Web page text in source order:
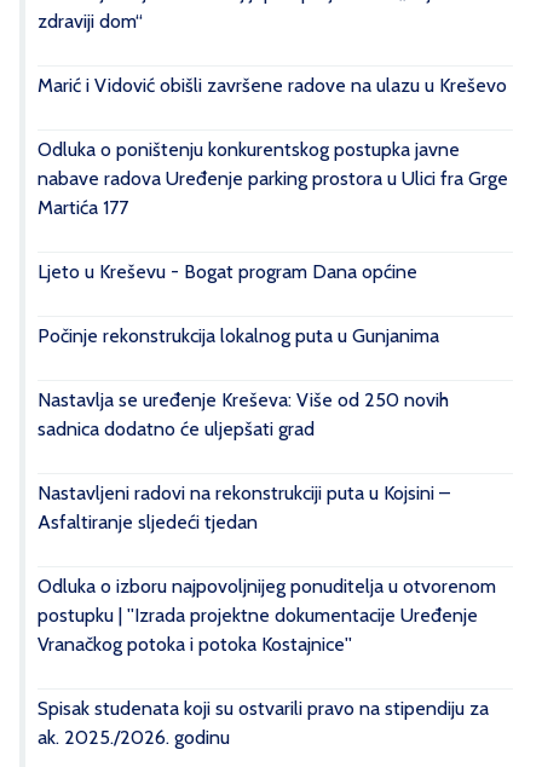
zdraviji dom“
Marić i Vidović obišli završene radove na ulazu u Kreševo
Odluka o poništenju konkurentskog postupka javne
nabave radova Uređenje parking prostora u Ulici fra Grge
Martića 177
Ljeto u Kreševu - Bogat program Dana općine
Počinje rekonstrukcija lokalnog puta u Gunjanima
Nastavlja se uređenje Kreševa: Više od 250 novih
sadnica dodatno će uljepšati grad
Nastavljeni radovi na rekonstrukciji puta u Kojsini –
Asfaltiranje sljedeći tjedan
Odluka o izboru najpovoljnijeg ponuditelja u otvorenom
postupku | ''Izrada projektne dokumentacije Uređenje
Vranačkog potoka i potoka Kostajnice''
Spisak studenata koji su ostvarili pravo na stipendiju za
ak. 2025./2026. godinu